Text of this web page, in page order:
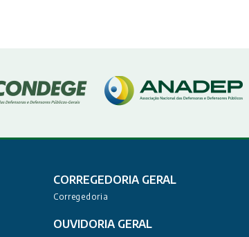
CORREGEDORIA GERAL
Corregedoria
OUVIDORIA GERAL